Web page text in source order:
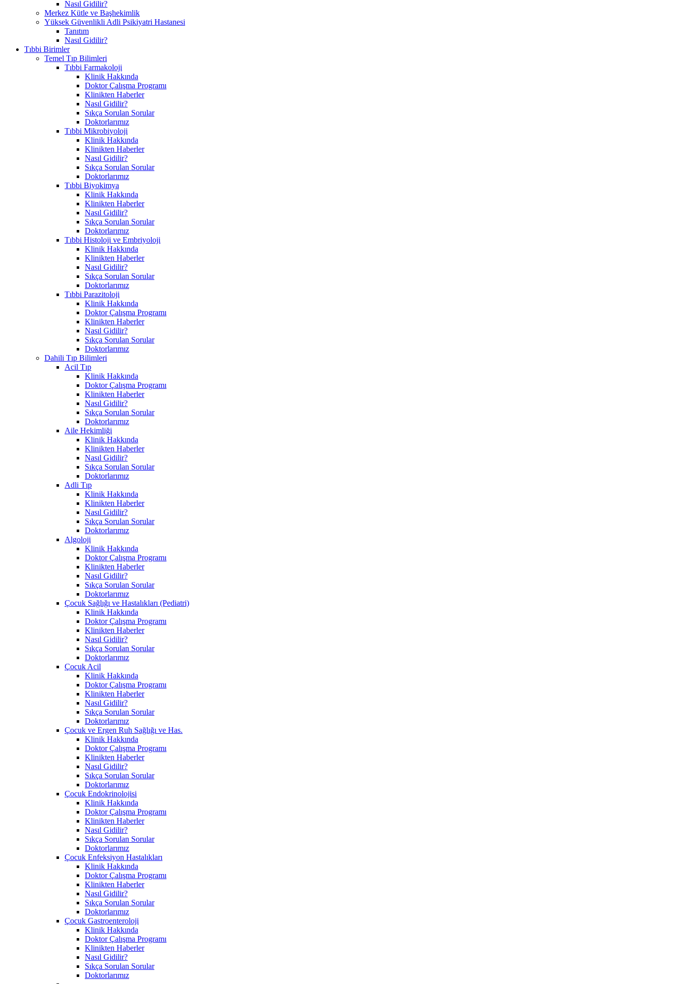
Nasıl Gidilir?
Merkez Kütle ve Başhekimlik
Yüksek Güvenlikli Adli Psikiyatri Hastanesi
Tanıtım
Nasıl Gidilir?
Tıbbi Birimler
Temel Tıp Bilimleri
Tıbbi Farmakoloji
Klinik Hakkında
Doktor Çalışma Programı
Klinikten Haberler
Nasıl Gidilir?
Sıkça Sorulan Sorular
Doktorlarımız
Tıbbi Mikrobiyoloji
Klinik Hakkında
Klinikten Haberler
Nasıl Gidilir?
Sıkça Sorulan Sorular
Doktorlarımız
Tıbbi Biyokimya
Klinik Hakkında
Klinikten Haberler
Nasıl Gidilir?
Sıkça Sorulan Sorular
Doktorlarımız
Tıbbi Histoloji ve Embriyoloji
Klinik Hakkında
Klinikten Haberler
Nasıl Gidilir?
Sıkça Sorulan Sorular
Doktorlarımız
Tıbbi Parazitoloji
Klinik Hakkında
Doktor Çalışma Programı
Klinikten Haberler
Nasıl Gidilir?
Sıkça Sorulan Sorular
Doktorlarımız
Dahili Tıp Bilimleri
Acil Tıp
Klinik Hakkında
Doktor Çalışma Programı
Klinikten Haberler
Nasıl Gidilir?
Sıkça Sorulan Sorular
Doktorlarımız
Aile Hekimliği
Klinik Hakkında
Klinikten Haberler
Nasıl Gidilir?
Sıkça Sorulan Sorular
Doktorlarımız
Adli Tıp
Klinik Hakkında
Klinikten Haberler
Nasıl Gidilir?
Sıkça Sorulan Sorular
Doktorlarımız
Algoloji
Klinik Hakkında
Doktor Çalışma Programı
Klinikten Haberler
Nasıl Gidilir?
Sıkça Sorulan Sorular
Doktorlarımız
Çocuk Sağlığı ve Hastalıkları (Pediatri)
Klinik Hakkında
Doktor Çalışma Programı
Klinikten Haberler
Nasıl Gidilir?
Sıkça Sorulan Sorular
Doktorlarımız
Çocuk Acil
Klinik Hakkında
Doktor Çalışma Programı
Klinikten Haberler
Nasıl Gidilir?
Sıkça Sorulan Sorular
Doktorlarımız
Çocuk ve Ergen Ruh Sağlığı ve Has.
Klinik Hakkında
Doktor Çalışma Programı
Klinikten Haberler
Nasıl Gidilir?
Sıkça Sorulan Sorular
Doktorlarımız
Çocuk Endokrinolojisi
Klinik Hakkında
Doktor Çalışma Programı
Klinikten Haberler
Nasıl Gidilir?
Sıkça Sorulan Sorular
Doktorlarımız
Çocuk Enfeksiyon Hastalıkları
Klinik Hakkında
Doktor Çalışma Programı
Klinikten Haberler
Nasıl Gidilir?
Sıkça Sorulan Sorular
Doktorlarımız
Çocuk Gastroenteroloji
Klinik Hakkında
Doktor Çalışma Programı
Klinikten Haberler
Nasıl Gidilir?
Sıkça Sorulan Sorular
Doktorlarımız